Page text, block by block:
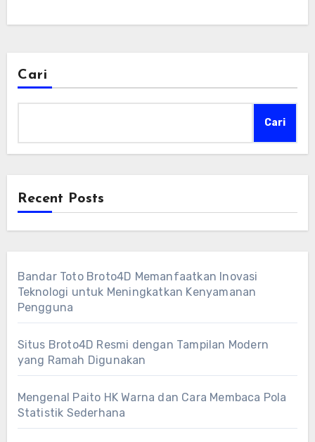
Cari
Cari
Recent Posts
Bandar Toto Broto4D Memanfaatkan Inovasi
Teknologi untuk Meningkatkan Kenyamanan
Pengguna
Situs Broto4D Resmi dengan Tampilan Modern
yang Ramah Digunakan
Mengenal Paito HK Warna dan Cara Membaca Pola
Statistik Sederhana